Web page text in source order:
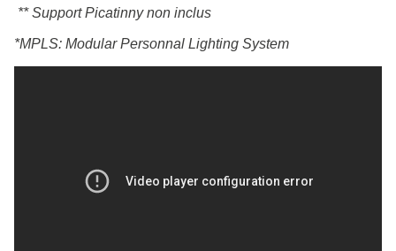
** Support Picatinny non inclus
*MPLS: Modular Personnal Lighting System